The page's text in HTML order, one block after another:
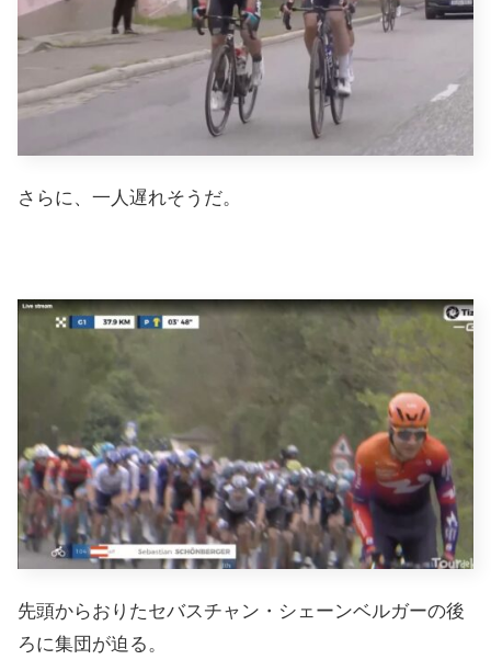
さらに、一人遅れそうだ。
先頭からおりたセバスチャン・シェーンベルガーの後
ろに集団が迫る。